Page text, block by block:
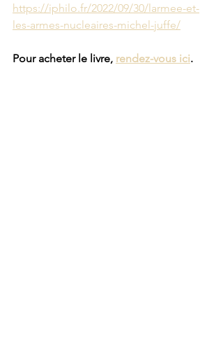
https://iphilo.fr/2022/09/30/larmee-et-
les-armes-nucleaires-michel-juffe/
Pour acheter le livre, rendez-vous ici.